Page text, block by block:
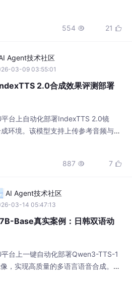
脚本到自然语音的自动转换，尤其适
554  21 
Agent技术社区
03-09 03:55:01
2.0合成效果评测部署
台上自动化部署IndexTTS 2.0镜
环境。该模型支持上传参考音频与文
，可轻松应用于视频配音、有声内容
887  7 
AI Agent技术社区
03-14 05:47:13
Base真实案例：日韩双语动
台上一键自动化部署Qwen3-TTS-1
，实现高质量的多语言语音合成。该
可克隆声音，特别适用于动漫视频配